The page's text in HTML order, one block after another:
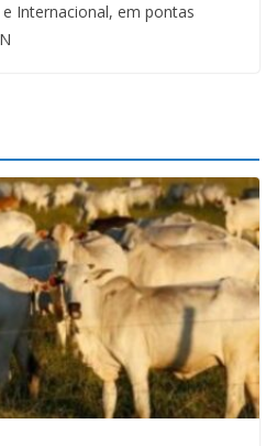
Internacional, em pontas